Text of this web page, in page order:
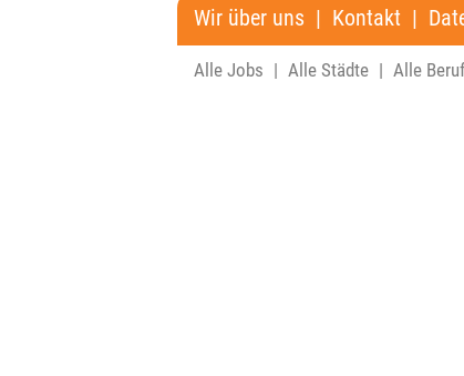
Wir über uns | Kontakt |
Alle Jobs | Alle Städte | Alle